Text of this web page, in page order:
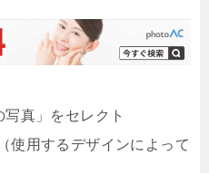
真」をセレクト
使用するデザインによって